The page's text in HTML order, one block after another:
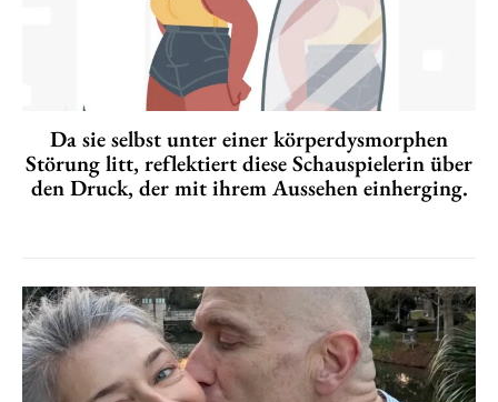
Da sie selbst unter einer körperdysmorphen
Störung litt, reflektiert diese Schauspielerin über
den Druck, der mit ihrem Aussehen einherging.